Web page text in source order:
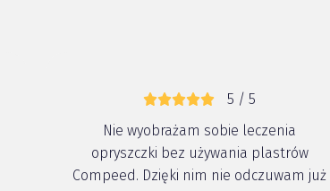
5 / 5
Nie wyobrażam sobie leczenia
opryszczki bez używania plastrów
Compeed. Dzięki nim nie odczuwam już